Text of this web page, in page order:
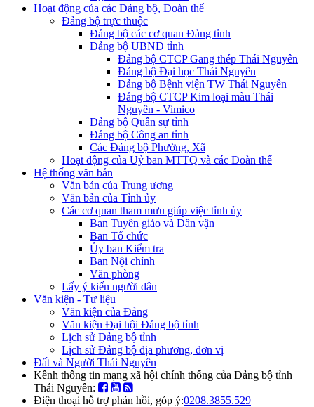
Hoạt động của các Đảng bộ, Đoàn thể
Đảng bộ trực thuộc
Đảng bộ các cơ quan Đảng tỉnh
Đảng bộ UBND tỉnh
Đảng bộ CTCP Gang thép Thái Nguyên
Đảng bộ Đại học Thái Nguyên
Đảng bộ Bệnh viện TW Thái Nguyên
Đảng bộ CTCP Kim loại màu Thái
Nguyên - Vimico
Đảng bộ Quân sự tỉnh
Đảng bộ Công an tỉnh
Các Đảng bộ Phường, Xã
Hoạt động của Uỷ ban MTTQ và các Đoàn thể
Hệ thống văn bản
Văn bản của Trung ương
Văn bản của Tỉnh ủy
Các cơ quan tham mưu giúp việc tỉnh ủy
Ban Tuyên giáo và Dân vận
Ban Tổ chức
Ủy ban Kiểm tra
Ban Nội chính
Văn phòng
Lấy ý kiến người dân
Văn kiện - Tư liệu
Văn kiện của Đảng
Văn kiện Đại hội Đảng bộ tỉnh
Lịch sử Đảng bộ tỉnh
Lịch sử Đảng bộ địa phương, đơn vị
Đất và Người Thái Nguyên
Kênh thông tin mạng xã hội chính thống của Đảng bộ tỉnh
Thái Nguyên:
Điện thoại hỗ trợ phản hồi, góp ý:0208.3855.529